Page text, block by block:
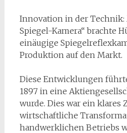
Innovation in der Technik:
Spiegel-Kamera“ brachte
einäugige
Produktion auf den Markt.
Diese Entwicklungen
1897 in eine
wurde. Dies war ein klares
wirtschaftliche
handwerklichen Betriebs